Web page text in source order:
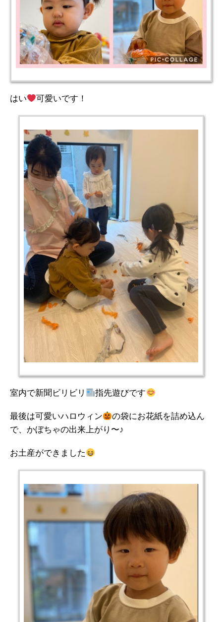
はい 可愛いです！
室内で新聞ビリビリ 指先遊びです
最後は可愛いハロウィン
の袋にお花紙を詰め込ん
で、かぼちゃの出来上がり〜♪
お土産ができました